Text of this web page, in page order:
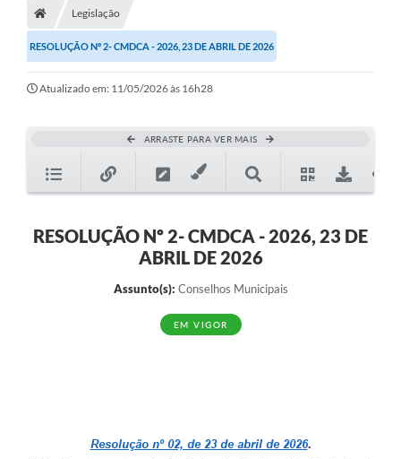
A Nossa Cidade
SECRETARIA E DEPARTAMENTOS
Planos Municipais
Editais
Diário Oficial
Galeria de Fotos
Legislação
RESOLUÇÃO Nº 2- CMDCA - 2026, 23 DE ABRIL DE 2026
Atualizado em: 11/05/2026 às 16h28
ARRASTE PARA VER MAIS
RESOLUÇÃO Nº 2- CMDCA - 2026, 23 DE
ABRIL DE 2026
Assunto(s): Conselhos Municipais
EM VIGOR
Resolução nº 02, de 23 de abril de 2026.